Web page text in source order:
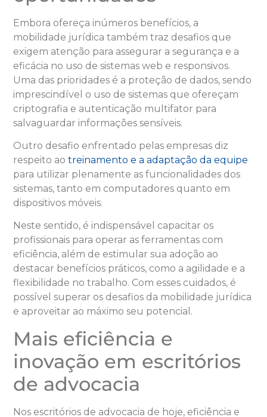
Embora ofereça inúmeros benefícios, a
mobilidade jurídica também traz desafios que
exigem atenção para assegurar a segurança e a
eficácia no uso de sistemas web e responsivos.
Uma das prioridades é a proteção de dados, sendo
imprescindível o uso de sistemas que ofereçam
criptografia e autenticação multifator para
salvaguardar informações sensíveis.
Outro desafio enfrentado pelas empresas diz
respeito aotreinamento e a adaptação da equipe
para utilizar plenamente as funcionalidades dos
sistemas, tanto em computadores quanto em
dispositivos móveis.
Neste sentido, é indispensável capacitar os
profissionais para operar as ferramentas com
eficiência, além de estimular sua adoção ao
destacar benefícios práticos, como a agilidade e a
flexibilidade no trabalho. Com esses cuidados, é
possível superar os desafios da mobilidade jurídica
e aproveitar ao máximo seu potencial.
Mais eficiência e
inovação em escritórios
de advocacia
Nos escritórios de advocacia de hoje, eficiência e